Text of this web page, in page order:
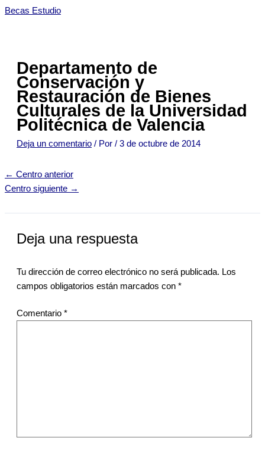
Becas Estudio
Departamento de
Conservación y
Restauración de Bienes
Culturales de la Universidad
Politécnica de Valencia
Deja un comentario / Por / 3 de octubre de 2014
← Centro anterior
Centro siguiente →
Deja una respuesta
Tu dirección de correo electrónico no será publicada. Los
campos obligatorios están marcados con *
Comentario *